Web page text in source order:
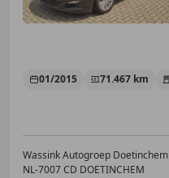
01/2015 71.467 km
Wassink Autogroep Doetinchem
NL-7007 CD DOETINCHEM